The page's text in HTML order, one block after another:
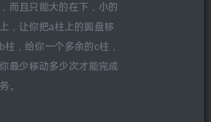
而且只能大的在下，小的
，让你把a柱上的圆盘移
柱，给你一个多余的c柱，
最少移动多少次才能完成
。